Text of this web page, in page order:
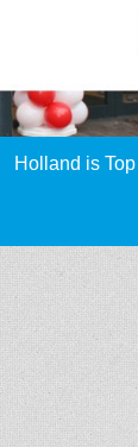
Holland is Top